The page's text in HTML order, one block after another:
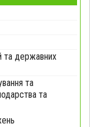
та державних
та
та